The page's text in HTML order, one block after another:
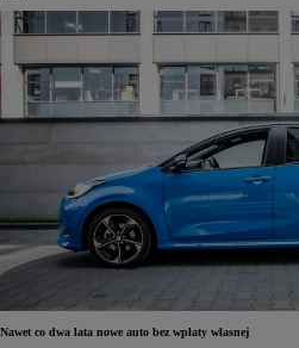
Nawet co dwa lata nowe auto bez wpłaty własnej